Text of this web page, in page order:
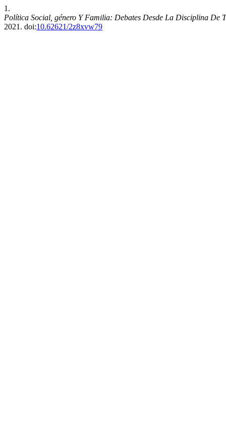
1.
Política Social, género Y Familia: Debates Desde La Disciplina
2021. doi:10.62621/2z8xvw79